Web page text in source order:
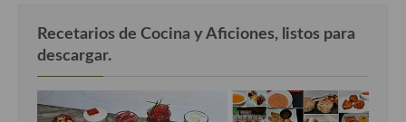
Recetarios de Cocina y Aficiones, listos para
descargar.